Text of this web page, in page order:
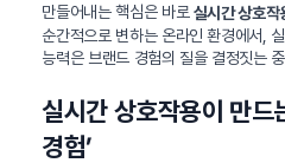
만들어내는 핵심은 바로 실시간 상호작
순간적으로 변하는 온라인 환경에서,
능력은 브랜드 경험의 질을 결정짓는
실시간 상호작용이 만드
경험’